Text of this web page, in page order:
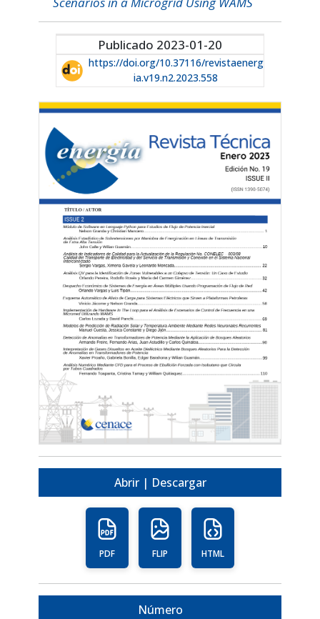
Publicado 2023-01-20
https://doi.org/10.37116/revistaenerg
ia.v19.n2.2023.558
Abrir | Descargar
PDF FLIP HTML
Número